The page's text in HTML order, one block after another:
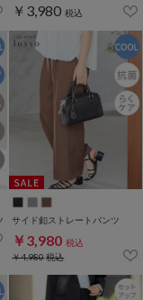
￥3,980 税込
サイド釦ストレートパンツ
￥3,980 税込
￥4,980税込